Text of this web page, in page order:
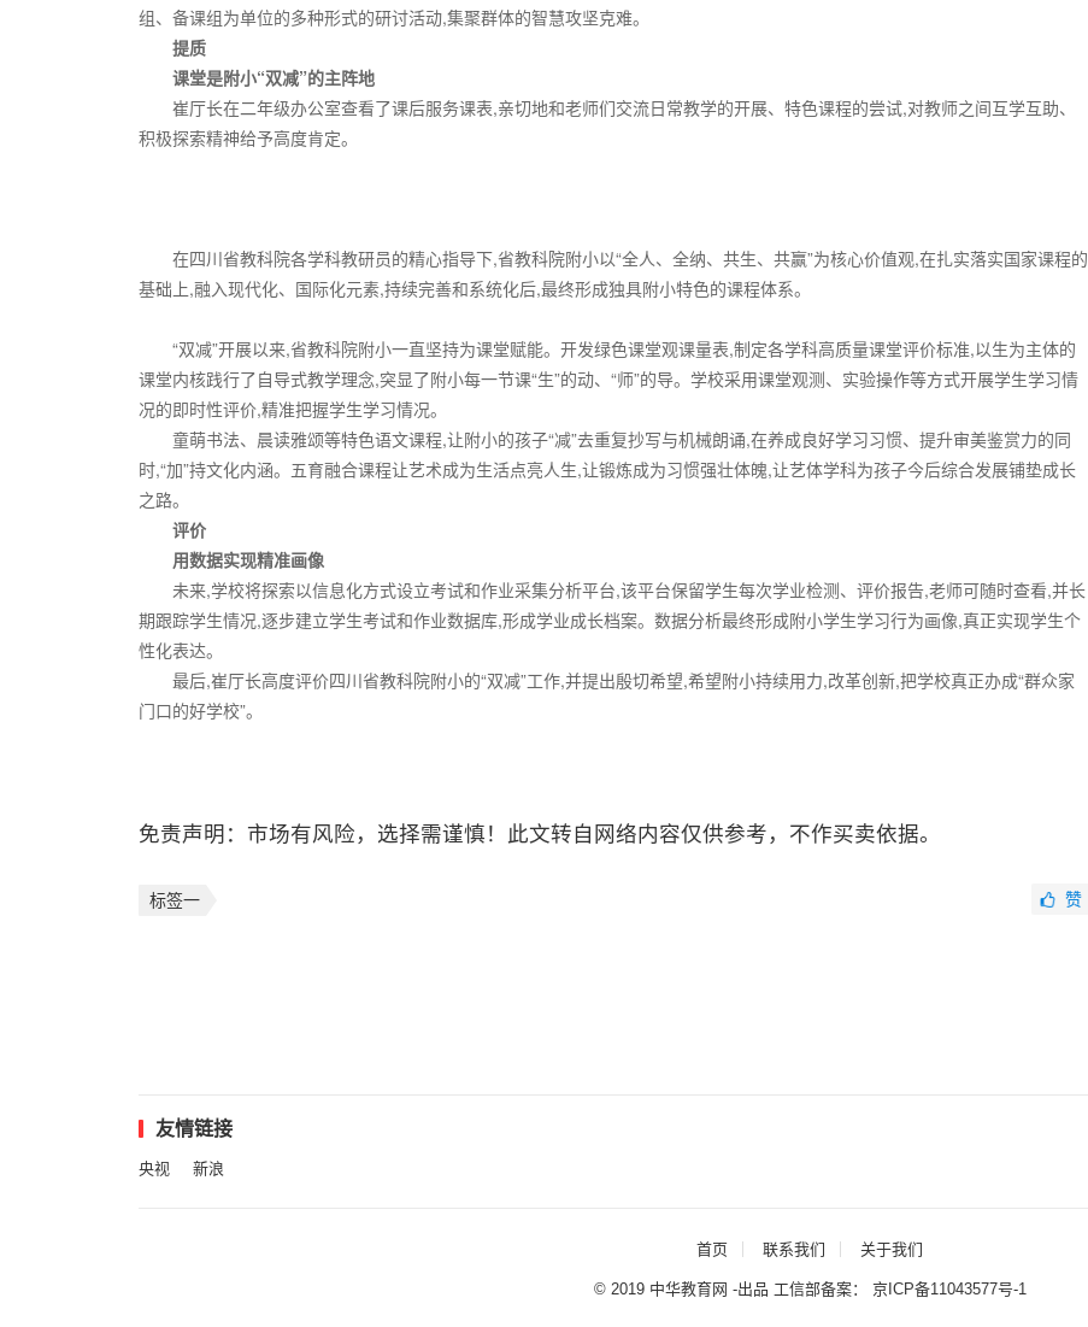
组、备课组为单位的多种形式的研讨活动,集聚群体的智慧攻坚克难。
提质
课堂是附小“双减”的主阵地
崔厅长在二年级办公室查看了课后服务课表,亲切地和老师们交流日常教学的开展、特色课程的尝试,对教师之间互学互助、
积极探索精神给予高度肯定。
在四川省教科院各学科教研员的精心指导下,省教科院附小以“全人、全纳、共生、共赢”为核心价值观,在扎实落实国家课程的
基础上,融入现代化、国际化元素,持续完善和系统化后,最终形成独具附小特色的课程体系。
“双减”开展以来,省教科院附小一直坚持为课堂赋能。开发绿色课堂观课量表,制定各学科高质量课堂评价标准,以生为主体的
课堂内核践行了自导式教学理念,突显了附小每一节课“生”的动、“师”的导。学校采用课堂观测、实验操作等方式开展学生学习情
况的即时性评价,精准把握学生学习情况。
童萌书法、晨读雅颂等特色语文课程,让附小的孩子“减”去重复抄写与机械朗诵,在养成良好学习习惯、提升审美鉴赏力的同
时,“加”持文化内涵。五育融合课程让艺术成为生活点亮人生,让锻炼成为习惯强壮体魄,让艺体学科为孩子今后综合发展铺垫成长
之路。
评价
用数据实现精准画像
未来,学校将探索以信息化方式设立考试和作业采集分析平台,该平台保留学生每次学业检测、评价报告,老师可随时查看,并长
期跟踪学生情况,逐步建立学生考试和作业数据库,形成学业成长档案。数据分析最终形成附小学生学习行为画像,真正实现学生个
性化表达。
最后,崔厅长高度评价四川省教科院附小的“双减”工作,并提出殷切希望,希望附小持续用力,改革创新,把学校真正办成“群众家
门口的好学校”。
免责声明：市场有风险，选择需谨慎！此文转自网络内容仅供参考，不作买卖依据。
标签一 赞
友情链接
央视 新浪
首页 联系我们 关于我们
© 2019 中华教育网 -出品 工信部备案： 京ICP备11043577号-1